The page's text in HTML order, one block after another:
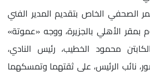
الصحفي الخاص بتقديم المدير الفني
بمقر الأهلي بالجزيرة، ووجه «عموتة»
محمود الخطيب، رئيس النادي،
نائب الرئيس، على ثقتهما وتمسكهما